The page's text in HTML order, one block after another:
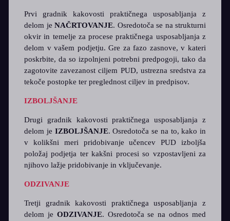
Prvi gradnik kakovosti praktičnega usposabljanja z
delom je NAČRTOVANJE. Osredotoča se na strukturni
okvir in temelje za procese praktičnega usposabljanja z
delom v vašem podjetju. Gre za fazo zasnove, v kateri
poskrbite, da so izpolnjeni potrebni predpogoji, tako da
zagotovite zavezanost ciljem PUD, ustrezna sredstva za
tekoče postopke ter preglednost ciljev in predpisov.
IZBOLJŠANJE
Drugi gradnik kakovosti praktičnega usposabljanja z
delom je IZBOLJŠANJE. Osredotoča se na to, kako in
v kolikšni meri pridobivanje učencev PUD izboljša
položaj podjetja ter kakšni procesi so vzpostavljeni za
njihovo lažje pridobivanje in vključevanje.
ODZIVANJE
Tretji gradnik kakovosti praktičnega usposabljanja z
delom je ODZIVANJE. Osredotoča se na odnos med